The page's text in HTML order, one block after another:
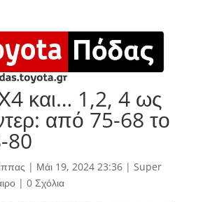
και… 1,2, 4 ως
από 75-68 το
80
| Μάι 19, 2024 23:36| Super
| 0 Σχόλια